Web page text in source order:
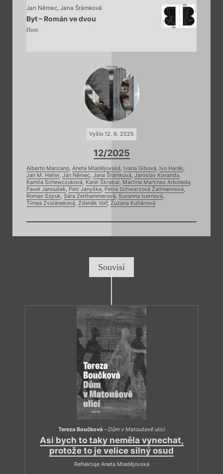
Jan Němec, Jana Šrámková
Byt – Román ve dvou
Host
Vyšlo 12. 6. 2025
12/2025
Alberto Manzano, Aneta Mladějovská, Ivana Gibová, Ivo Harák,
Jan M. Heller, Jan Němec, Jana Šrámková, Jaroslav Kovanda,
Kamila Schewczuková, Karel Škrabal , Martina Martinez Arboleda,
Pavel Janoušek, Petr Janyška, Petra Schwarzová Žallmannová,
Roman Szpuk, Sára Zeithammerová, Susanna Isernová,
Tímea Zvoláneková, Zdeněk Volf, Zuzana Kultánová
Souvisí
Tereza Boučková–Dům v Matoušově ulici
Asi bych to taky neměla vynechat,
protože to je velice silný osud
Reflektuje Aneta Mladějovská